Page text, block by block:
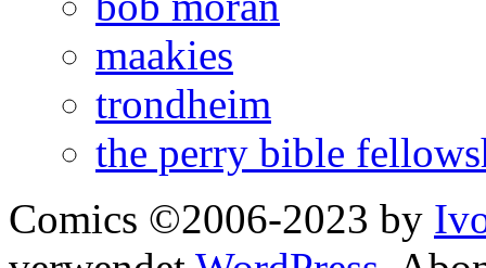
maakies
trondheim
the perry bible
Comics ©2006-2023 by